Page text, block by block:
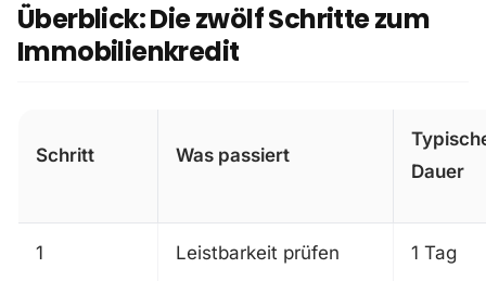
Überblick: Die zwölf Schritte zum
Immobilienkredit
Schritt Was passiert
Dauer
1 Leistbarkeit prüfen 1 Tag